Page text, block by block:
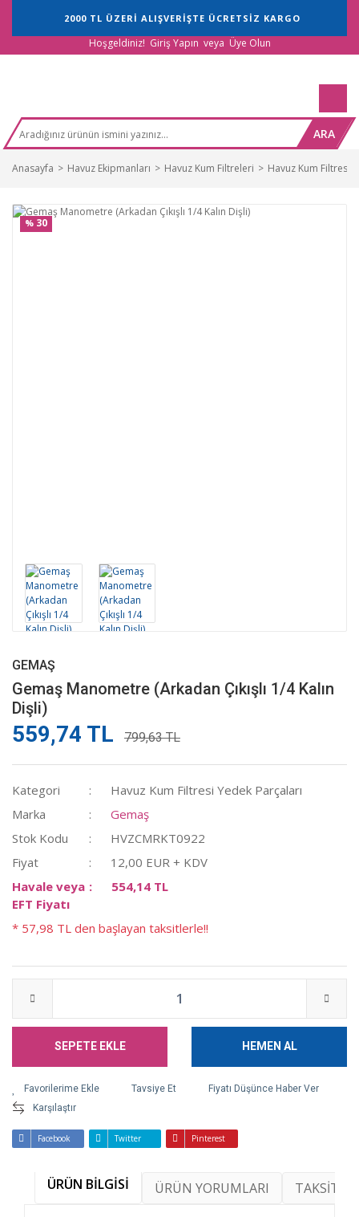
2000 TL ÜZERİ ALIŞVERİŞTE ÜCRETSİZ KARGO
Hoşgeldiniz! Giriş Yapın veya Üye Olun
ARA
Anasayfa Havuz Ekipmanları Havuz Kum Filtreleri Havuz Kum Filtresi
% 30
GEMAŞ
Gemaş Manometre (Arkadan Çıkışlı 1/4 Kalın
Dişli)
559,74 TL 799,63 TL
Kategori
Havuz Kum Filtresi Yedek Parçaları
Marka
Gemaş
Stok Kodu
HVZCMRKT0922
Fiyat
12,00 EUR + KDV
Havale veya
EFT Fiyatı
554,14 TL
* 57,98 TL den başlayan taksitlerle!!
SEPETE EKLE HEMEN AL
Tavsiye Et
Fiyatı Düşünce Haber Ver
Karşılaştır
Facebook Twitter Pinterest
ÜRÜN BİLGİSİ ÜRÜN YORUMLARI TAKSİT